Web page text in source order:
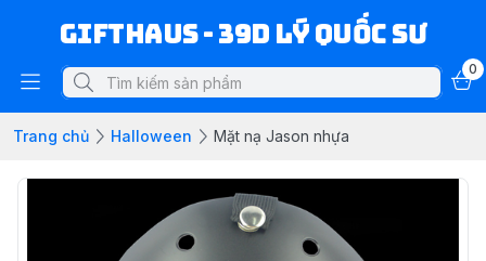
Gifthaus - 39D Lý Quốc Sư
0
Trang chủ Halloween Mặt nạ Jason nhựa